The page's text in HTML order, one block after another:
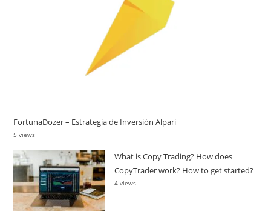
FortunaDozer – Estrategia de Inversión Alpari
5 views
What is Copy Trading? How does
CopyTrader work? How to get started?
4 views